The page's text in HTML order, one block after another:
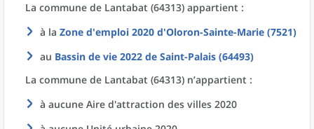
La commune de Lantabat (64313) appartient :
à la Zone d'emploi 2020 d'Oloron-Sainte-Marie (7521)
au Bassin de vie 2022 de Saint-Palais (64493)
La commune de Lantabat (64313) n’appartient :
à aucune Aire d'attraction des villes 2020